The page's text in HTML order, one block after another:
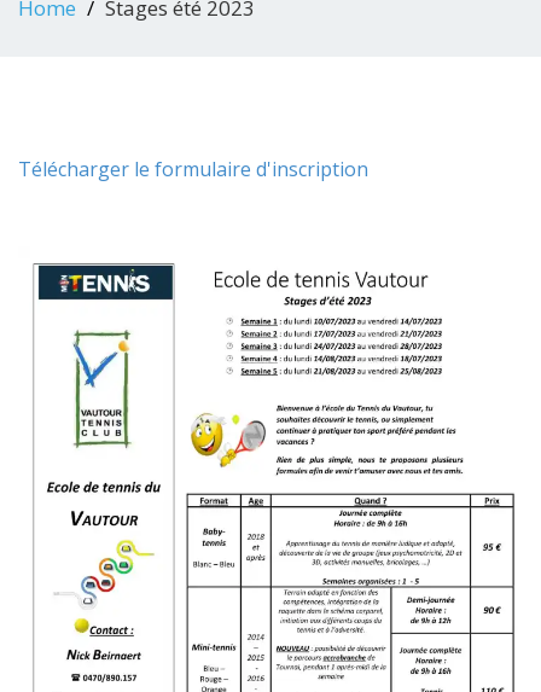
Home Stages été 2023
Télécharger le formulaire d'inscription